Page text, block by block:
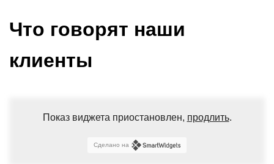
Что говорят наши
клиенты
Показ виджета приостановлен, продлить.
Сделано на